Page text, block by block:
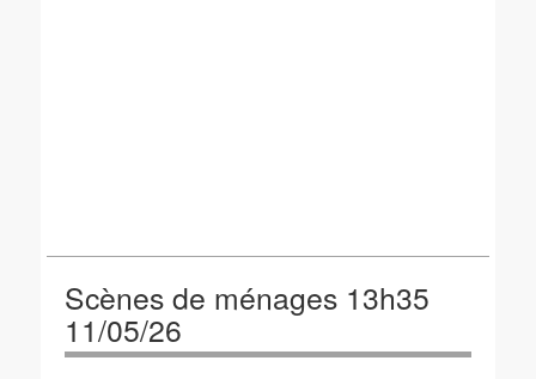
Scènes de ménages 13h35
11/05/26